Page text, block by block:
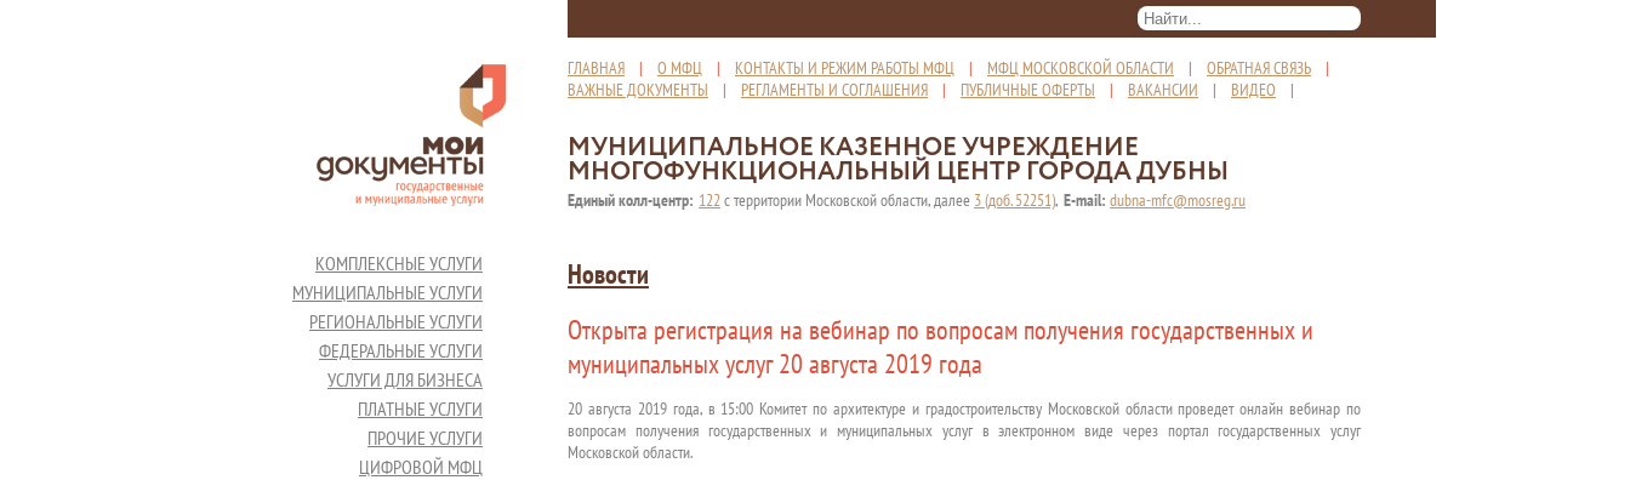
ГЛАВНАЯ | О МФЦ | КОНТАКТЫ И РЕЖИМ РАБОТЫ МФЦ | МФЦ МОСКОВСКОЙ ОБЛАСТИ | ОБРАТНАЯ СВЯЗЬ |
ВАЖНЫЕ ДОКУМЕНТЫ | РЕГЛАМЕНТЫ И СОГЛАШЕНИЯ | ПУБЛИЧНЫЕ ОФЕРТЫ | ВАКАНСИИ | ВИДЕО |
МУНИЦИПАЛЬНОЕ КАЗЕННОЕ УЧРЕЖДЕНИЕ
МНОГОФУНКЦИОНАЛЬНЫЙ ЦЕНТР ГОРОДА ДУБНЫ
Единый колл-центр: 122с территории Московской области, далее 3 (доб. 52251), E-mail: dubna-mfc@mosreg.ru
КОМПЛЕКСНЫЕ УСЛУГИ
МУНИЦИПАЛЬНЫЕ УСЛУГИ
РЕГИОНАЛЬНЫЕ УСЛУГИ
ФЕДЕРАЛЬНЫЕ УСЛУГИ
УСЛУГИ ДЛЯ БИЗНЕСА
ПЛАТНЫЕ УСЛУГИ
ПРОЧИЕ УСЛУГИ
ЦИФРОВОЙ МФЦ
Новости
Открыта регистрация на вебинар по вопросам получения государственных и
муниципальных услуг 20 августа 2019 года
20 августа 2019 года, в 15:00 Комитет по архитектуре и градостроительству Московской области проведет онлайн вебинар по
вопросам получения государственных и муниципальных услуг в электронном виде через портал государственных услуг
Московской области.